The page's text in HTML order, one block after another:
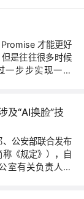
才能更好
是往往很多时候
一步步实现一个
及“AI换脸”技
公安部联合发布
称《规定》），自
室有关负责人表